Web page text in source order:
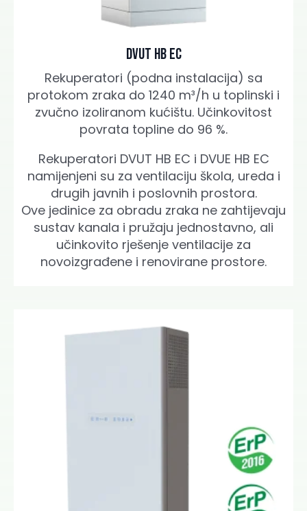
Dvut HB EC
Rekuperatori (podna instalacija) sa
protokom zraka do 1240 m³/h u toplinski i
zvučno izoliranom kućištu. Učinkovitost
povrata topline do 96 %.
Rekuperatori DVUT HB EC i DVUE HB EC
namijenjeni su za ventilaciju škola, ureda i
drugih javnih i poslovnih prostora.
Ove jedinice za obradu zraka ne zahtijevaju
sustav kanala i pružaju jednostavno, ali
učinkovito rješenje ventilacije za
novoizgrađene i renovirane prostore.